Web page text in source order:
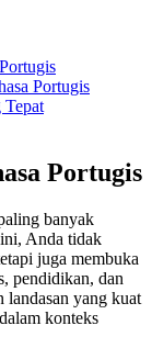
Portugis
Tepat
Portugis
banyak
Anda tidak
juga membuka
pendidikan, dan
landasan yang kuat
konteks